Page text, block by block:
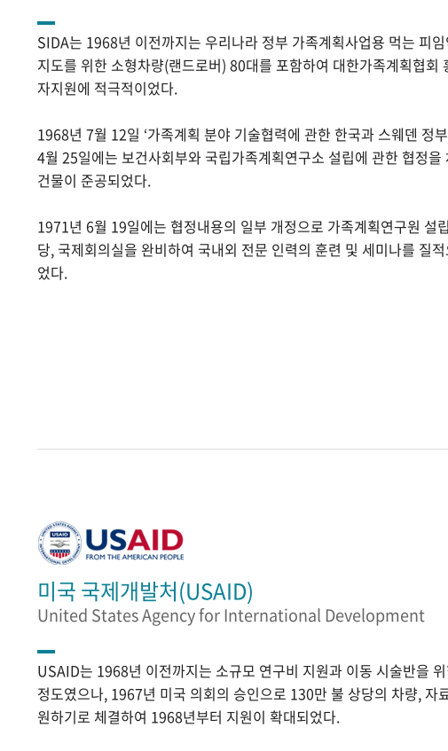
SIDA는 1968년 이전까지는 우리나라 정부 가족계획사업용 먹는 피
지도를 위한 소형차량(랜드로버) 80대를 포함하여 대한가족계획협회
자지원에 적극적이었다.
1968년 7월 12일 ‘가족계획 분야 기술협력에 관한 한국과 스웨덴 정
4월 25일에는 보건사회부와 국립가족계획연구소 설립에 관한 협정
건물이 준공되었다.
1971년 6월 19일에는 협정내용의 일부 개정으로 가족계획연구원 설
당, 국제회의실을 완비하여 국내외 전문 인력의 훈련 및 세미나를 질
었다.
미국 국제개발처(USAID)
United States Agency for International Development
USAID는 1968년 이전까지는 소규모 연구비 지원과 이동 시술반을
정도였으나, 1967년 미국 의회의 승인으로 130만 불 상당의 차량, 자
원하기로 체결하여 1968년부터 지원이 확대되었다.